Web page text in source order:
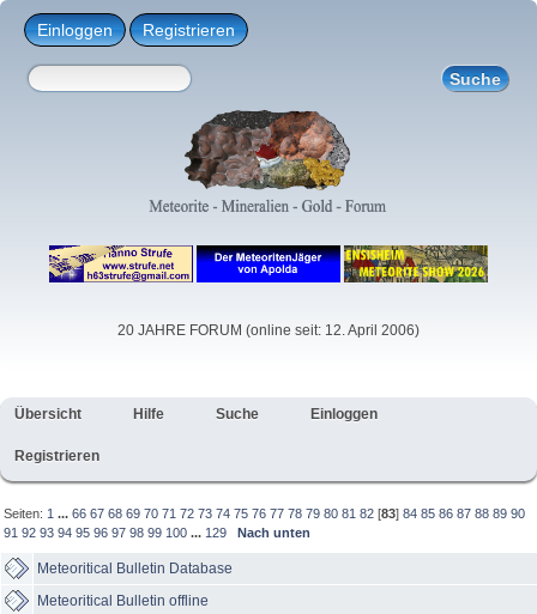
Einloggen Registrieren
20 JAHRE FORUM (online seit: 12. April 2006)
Übersicht Hilfe Suche Einloggen
Registrieren
Seiten: 1 ...66 67 68 69 70 71 72 73 74 75 76 77 78 79 80 81 82 [83]84 85 86 87 88 89 90
91 92 93 94 95 96 97 98 99 100 ... 129 Nach unten
Meteoritical Bulletin Database
Meteoritical Bulletin offline